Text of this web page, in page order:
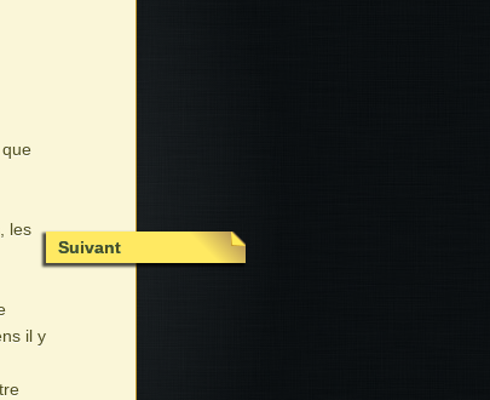
les
il y
Suivant